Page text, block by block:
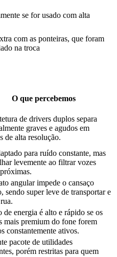
se for usado com alta
com as ponteiras, que foram
na troca
O que percebemos
de drivers duplos separa
graves e agudos em
de alta resolução.
para ruído constante, mas
levemente ao filtrar vozes
angular impede o cansaço
sendo super leve de transportar e
de energia é alto e rápido se os
mais premium do fone forem
constantemente ativos.
pacote de utilidades
porém restritas para quem